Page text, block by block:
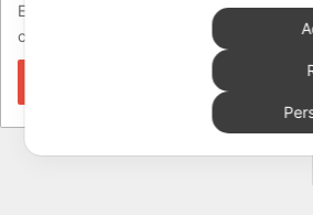
E segna un’importantissimo passo in
consolidamento di…